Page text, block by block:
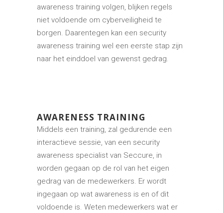
awareness training volgen, blijken regels
niet voldoende om cyberveiligheid te
borgen. Daarentegen kan een security
awareness training wel een eerste stap zijn
naar het einddoel van gewenst gedrag.
AWARENESS TRAINING
Middels een training, zal gedurende een
interactieve sessie, van een security
awareness specialist van Seccure, in
worden gegaan op de rol van het eigen
gedrag van de medewerkers. Er wordt
ingegaan op wat awareness is en of dit
voldoende is. Weten medewerkers wat er